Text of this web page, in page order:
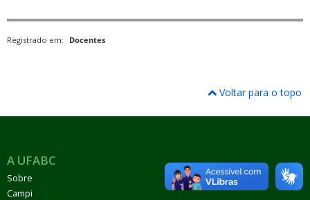
Registrado em: Docentes
Voltar para o topo
A UFABC
Sobre
Campi